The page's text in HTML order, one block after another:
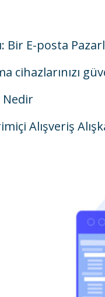
Bir E-posta
cihazlarınızı
Nedir
Alışveriş